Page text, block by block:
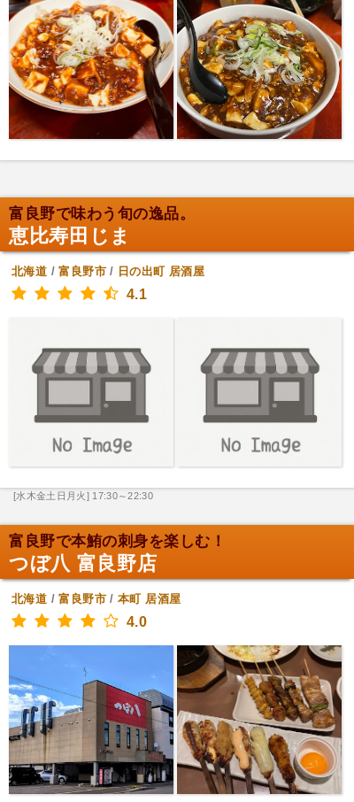
富良野で味わう旬の逸品。
恵比寿田じま
北海道 /富良野市/ 日の出町 居酒屋
4.1
[水木金土日月火] 17:30～22:30
富良野で本鮪の刺身を楽しむ！
つぼ八 富良野店
北海道 /富良野市/本町 居酒屋
4.0